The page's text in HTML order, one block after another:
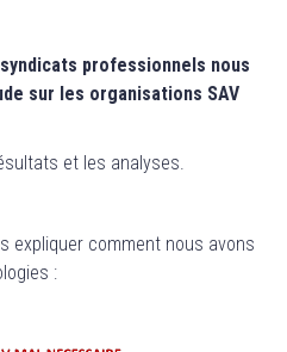
professionnels nous
sur les organisations SAV
et les analyses.
expliquer comment nous avons
: